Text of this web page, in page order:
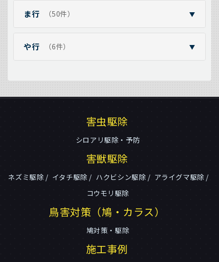
ま行 （50件） ▼
や行 （6件） ▼
害虫駆除
シロアリ駆除・予防
害獣駆除
ネズミ駆除 イタチ駆除 ハクビシン駆除
アライグマ駆除
コウモリ駆除
鳥害対策（鳩・カラス）
鳩対策・駆除
施工事例